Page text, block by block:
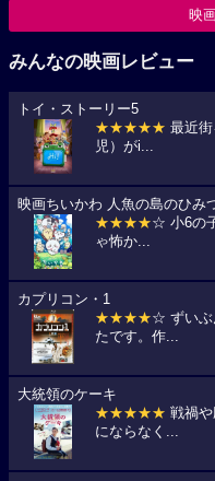
映
みんなの映画レビュー
トイ・ストーリー5
★★★★★ 最近
児）がi...
映画ちいかわ 人魚の島のひみ
★★★★☆ 小6の
ゃ怖か...
カプリコン・1
★★★★☆ ずいぶ
たです。作...
大統領のケーキ
★★★★★ 戦禍
にならなく...